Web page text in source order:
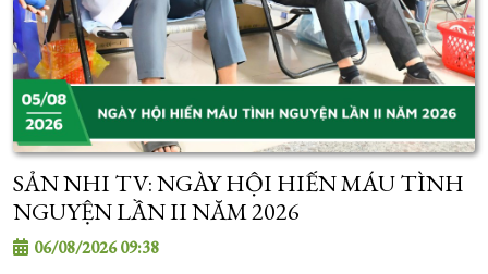
SẢN NHI TV: NGÀY HỘI HIẾN MÁU TÌNH
NGUYỆN LẦN II NĂM 2026
06/08/2026 09:38